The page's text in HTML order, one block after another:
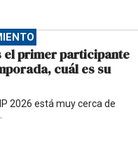
el primer participante
cuál es su
2026 está muy cerca de